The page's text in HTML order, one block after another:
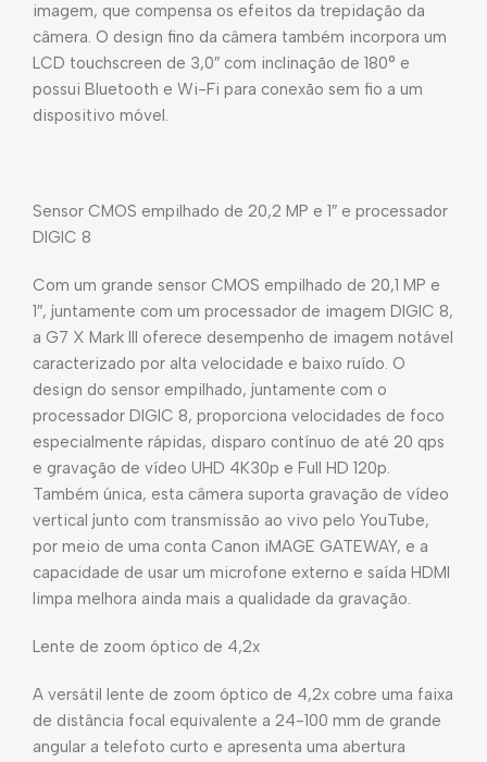
imagem, que compensa os efeitos da trepidação da
câmera. O design fino da câmera também incorpora um
LCD touchscreen de 3,0″ com inclinação de 180° e
possui Bluetooth e Wi-Fi para conexão sem fio a um
dispositivo móvel.
Sensor CMOS empilhado de 20,2 MP e 1″ e processador
DIGIC 8
Com um grande sensor CMOS empilhado de 20,1 MP e
1″, juntamente com um processador de imagem DIGIC 8,
a G7 X Mark III oferece desempenho de imagem notável
caracterizado por alta velocidade e baixo ruído. O
design do sensor empilhado, juntamente com o
processador DIGIC 8, proporciona velocidades de foco
especialmente rápidas, disparo contínuo de até 20 qps
e gravação de vídeo UHD 4K30p e Full HD 120p.
Também única, esta câmera suporta gravação de vídeo
vertical junto com transmissão ao vivo pelo YouTube,
por meio de uma conta Canon iMAGE GATEWAY, e a
capacidade de usar um microfone externo e saída HDMI
limpa melhora ainda mais a qualidade da gravação.
Lente de zoom óptico de 4,2x
A versátil lente de zoom óptico de 4,2x cobre uma faixa
de distância focal equivalente a 24-100 mm de grande
angular a telefoto curto e apresenta uma abertura